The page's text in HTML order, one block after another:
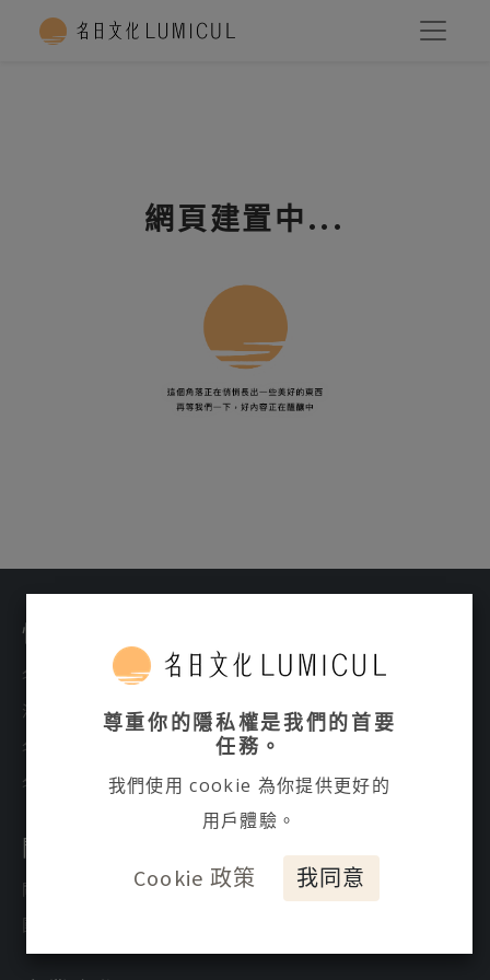
網頁建置中...
快速連結
名日所聞
活動課程
名日之光
名日商店
關於我們
關於名日文化
團隊介紹
尊重你的隱私權是我們的首要
任務。
我們使用 cookie 為你提供更好的
用戶體驗。
Cookie 政策 我同意